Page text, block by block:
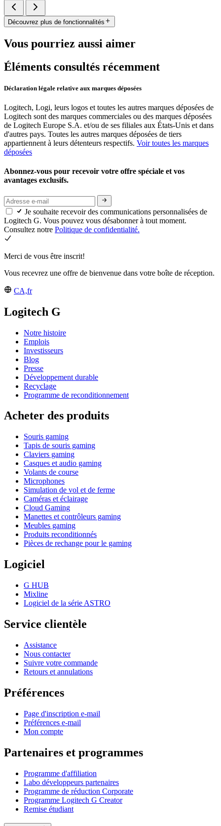
Découvrez plus de fonctionnalités
Vous pourriez aussi aimer
Éléments consultés récemment
Déclaration légale relative aux marques déposées
Logitech, Logi, leurs logos et toutes les autres marques déposées de
Logitech sont des marques commerciales ou des marques déposées
de Logitech Europe S.A. et/ou de ses filiales aux États-Unis et dans
d'autres pays. Toutes les autres marques déposées de tiers
appartiennent à leurs détenteurs respectifs. Voir toutes les marques
déposées
Abonnez-vous pour recevoir votre offre spéciale et vos
avantages exclusifs.
Je souhaite recevoir des communications personnalisées de
Logitech G. Vous pouvez vous désabonner à tout moment.
Consultez notre Politique de confidentialité.
Merci de vous être inscrit!
Vous recevrez une offre de bienvenue dans votre boîte de réception.
CA,fr
Logitech G
Notre histoire
Emplois
Investisseurs
Blog
Presse
Développement durable
Recyclage
Programme de reconditionnement
Acheter des produits
Souris gaming
Tapis de souris gaming
Claviers gaming
Casques et audio gaming
Volants de course
Microphones
Simulation de vol et de ferme
Caméras et éclairage
Cloud Gaming
Manettes et contrôleurs gaming
Meubles gaming
Produits reconditionnés
Pièces de rechange pour le gaming
Logiciel
G HUB
Mixline
Logiciel de la série ASTRO
Service clientèle
Assistance
Nous contacter
Suivre votre commande
Retours et annulations
Préférences
Page d'inscription e-mail
Préférences e-mail
Mon compte
Partenaires et programmes
Programme d'affiliation
Labo développeurs partenaires
Programme de réduction Corporate
Programme Logitech G Creator
Remise étudiant